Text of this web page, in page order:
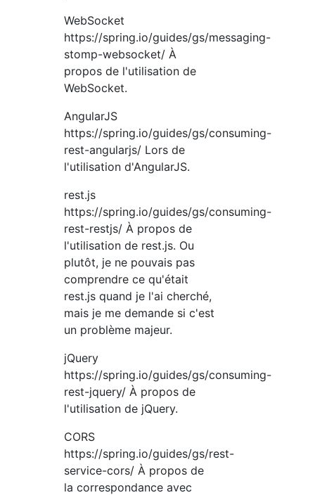
WebSocket
https://spring.io/guides/gs/messaging-
stomp-websocket/ À
propos de l'utilisation de
WebSocket.
AngularJS
https://spring.io/guides/gs/consuming-
rest-angularjs/ Lors de
l'utilisation d'AngularJS.
rest.js
https://spring.io/guides/gs/consuming-
rest-restjs/ À propos de
l'utilisation de rest.js. Ou
plutôt, je ne pouvais pas
comprendre ce qu'était
rest.js quand je l'ai cherché,
mais je me demande si c'est
un problème majeur.
jQuery
https://spring.io/guides/gs/consuming-
rest-jquery/ À propos de
l'utilisation de jQuery.
CORS
https://spring.io/guides/gs/rest-
service-cors/ À propos de
la correspondance avec